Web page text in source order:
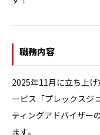
職務内容
2025年11月に立ち上
ービス「プレックスジ
ティングアドバイザー
ます。